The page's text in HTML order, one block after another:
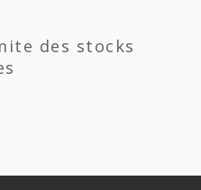
des stocks